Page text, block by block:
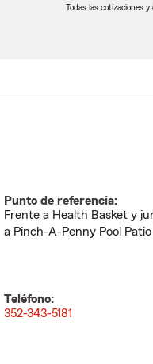
Todas las cotizaciones
Punto de referencia:
Frente a Health Basket y
a Pinch-A-Penny Pool Patio
Teléfono:
352-343-5181